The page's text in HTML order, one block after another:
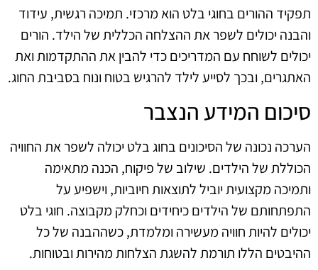
תפקיד ההורים בחוגי בלט הוא מרכזי. תמיכה רגשית, עידוד
והבנה יכולים לשפר את ההצלחה הכללית של הילד. הורים
יכולים לשוחח עם המדריכים כדי להבין את ההתקדמות ואת
האתגרים, ובכך לסייע לילד להרגיש בטוח ונוח בסביבת החוג.
סיכום המידע הנצבר
הערכה נכונה של הסיכונים בחוג בלט יכולה לשפר את החוויה
הכוללת של הילדים. שילוב של פיקוח, הכנה מתאימה
ותמיכה מקצועית יוביל לתוצאות חיוביות, וישפיע על
התפתחותם של הילדים כיחידים וכחלק מקבוצה. חוגי בלט
יכולים להיות חוויה מעשירה ומלמדת, כשההבנה של כל
ההיבטים הללו תורמת להשגת הצלחות מהירות ובטוחות.